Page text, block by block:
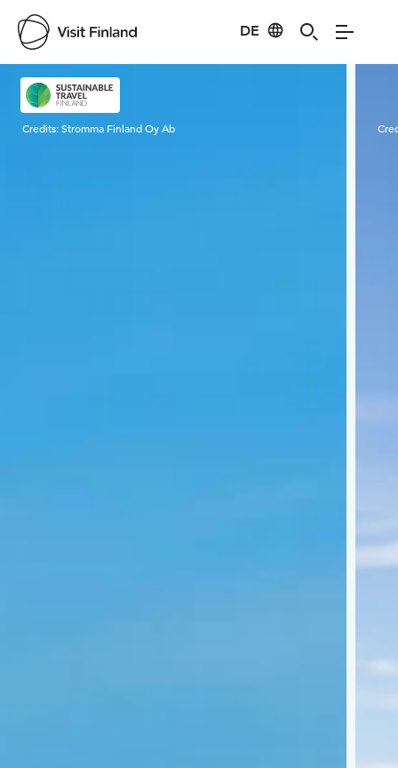
DE
Visit Finland
Credits:Stromma Finland Oy Ab